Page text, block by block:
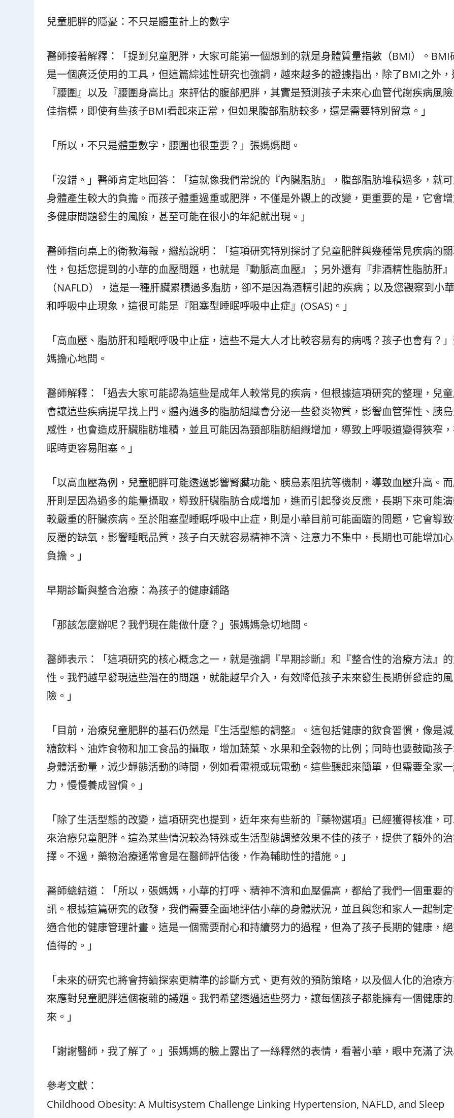
兒童肥胖的隱憂：不只是體重計上的數字
醫師接著解釋：「提到兒童肥胖，大家可能第一個想到的就是身體質量指數（BMI）。BMI
是一個廣泛使用的工具，但這篇綜述性研究也強調，越來越多的證據指出，除了BMI之外，
『腰圍』以及『腰圍身高比』來評估的腹部肥胖，其實是預測孩子未來心血管代謝疾病風
佳指標，即使有些孩子BMI看起來正常，但如果腹部脂肪較多，還是需要特別留意。」
「所以，不只是體重數字，腰圍也很重要？」張媽媽問。
「沒錯。」醫師肯定地回答：「這就像我們常說的『內臟脂肪』，腹部脂肪堆積過多，就
身體產生較大的負擔。而孩子體重過重或肥胖，不僅是外觀上的改變，更重要的是，它會
多健康問題發生的風險，甚至可能在很小的年紀就出現。」
醫師指向桌上的衛教海報，繼續說明：「這項研究特別探討了兒童肥胖與幾種常見疾病的
性，包括您提到的小華的血壓問題，也就是『動脈高血壓』；另外還有『非酒精性脂肪肝』
（NAFLD），這是一種肝臟累積過多脂肪，卻不是因為酒精引起的疾病；以及您觀察到小
和呼吸中止現象，這很可能是『阻塞型睡眠呼吸中止症』(OSAS)。」
「高血壓、脂肪肝和睡眠呼吸中止症，這些不是大人才比較容易有的病嗎？孩子也會有？
媽擔心地問。
醫師解釋：「過去大家可能認為這些是成年人較常見的疾病，但根據這項研究的整理，兒
會讓這些疾病提早找上門。體內過多的脂肪組織會分泌一些發炎物質，影響血管彈性、胰
感性，也會造成肝臟脂肪堆積，並且可能因為頸部脂肪組織增加，導致上呼吸道變得狹窄
眠時更容易阻塞。」
「以高血壓為例，兒童肥胖可能透過影響腎臟功能、胰島素阻抗等機制，導致血壓升高。
肝則是因為過多的能量攝取，導致肝臟脂肪合成增加，進而引起發炎反應，長期下來可能
較嚴重的肝臟疾病。至於阻塞型睡眠呼吸中止症，則是小華目前可能面臨的問題，它會導
反覆的缺氧，影響睡眠品質，孩子白天就容易精神不濟、注意力不集中，長期也可能增加
負擔。」
早期診斷與整合治療：為孩子的健康鋪路
「那該怎麼辦呢？我們現在能做什麼？」張媽媽急切地問。
醫師表示：「這項研究的核心概念之一，就是強調『早期診斷』和『整合性的治療方法』
性。我們越早發現這些潛在的問題，就能越早介入，有效降低孩子未來發生長期併發症的風
險。」
「目前，治療兒童肥胖的基石仍然是『生活型態的調整』。這包括健康的飲食習慣，像是
糖飲料、油炸食物和加工食品的攝取，增加蔬菜、水果和全穀物的比例；同時也要鼓勵孩
身體活動量，減少靜態活動的時間，例如看電視或玩電動。這些聽起來簡單，但需要全家
力，慢慢養成習慣。」
「除了生活型態的改變，這項研究也提到，近年來有些新的『藥物選項』已經獲得核准，
來治療兒童肥胖。這為某些情況較為特殊或生活型態調整效果不佳的孩子，提供了額外的
擇。不過，藥物治療通常會是在醫師評估後，作為輔助性的措施。」
醫師總結道：「所以，張媽媽，小華的打呼、精神不濟和血壓偏高，都給了我們一個重要
訊。根據這篇研究的啟發，我們需要全面地評估小華的身體狀況，並且與您和家人一起制
適合他的健康管理計畫。這是一個需要耐心和持續努力的過程，但為了孩子長期的健康，
值得的。」
「未來的研究也將會持續探索更精準的診斷方式、更有效的預防策略，以及個人化的治療方
來應對兒童肥胖這個複雜的議題。我們希望透過這些努力，讓每個孩子都能擁有一個健康
來。」
「謝謝醫師，我了解了。」張媽媽的臉上露出了一絲釋然的表情，看著小華，眼中充滿了決
參考文獻：
Childhood Obesity: A Multisystem Challenge Linking Hypertension, NAFLD, and Sleep